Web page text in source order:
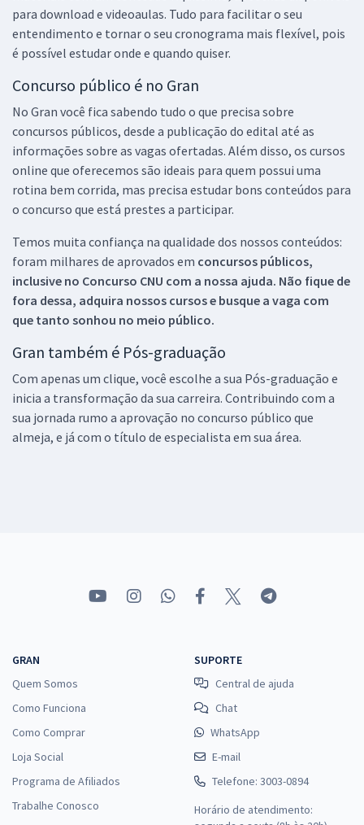
para download e videoaulas. Tudo para facilitar o seu
entendimento e tornar o seu cronograma mais flexível, pois
é possível estudar onde e quando quiser.
Concurso público é no Gran
No Gran você fica sabendo tudo o que precisa sobre
concursos públicos, desde a publicação do edital até as
informações sobre as vagas ofertadas. Além disso, os cursos
online que oferecemos são ideais para quem possui uma
rotina bem corrida, mas precisa estudar bons conteúdos para
o concurso que está prestes a participar.
Temos muita confiança na qualidade dos nossos conteúdos:
foram milhares de aprovados em concursos públicos,
inclusive no Concurso CNU com a nossa ajuda. Não fique de
fora dessa, adquira nossos cursos e busque a vaga com
que tanto sonhou no meio público.
Gran também é Pós-graduação
Com apenas um clique, você escolhe a sua Pós-graduação e
inicia a transformação da sua carreira. Contribuindo com a
sua jornada rumo a aprovação no concurso público que
almeja, e já com o título de especialista em sua área.
GRAN
Quem Somos
Como Funciona
Como Comprar
Loja Social
Programa de Afiliados
Trabalhe Conosco
SUPORTE
Central de ajuda
Chat
WhatsApp
E-mail
Telefone: 3003-0894
Horário de atendimento: